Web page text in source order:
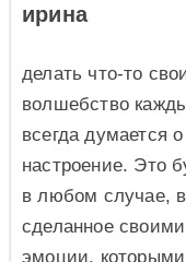
ирина
делать что-то
волшебство
всегда думается
настроение. Это
в любом случае,
сделанное
эмоции,